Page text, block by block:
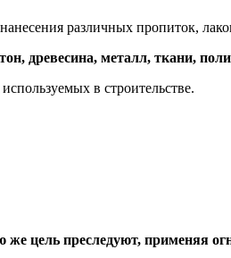
различных пропиток,
древесина, металл, ткани,
в строительстве.
же цель преследуют, применяя